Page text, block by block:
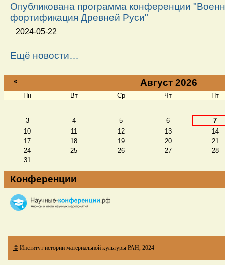
Опубликована программа конференции
фортификация Древней Руси"
2024-05-22
Ещё новости…
« Август 2026
Пн Вт Ср Чт Пт
3 4 5 6
7
10
11 12 13
14
17
18 19 20
21
24
25 26 27
28
31
Конференции
© Институт истории материальной культуры РАН, 2024